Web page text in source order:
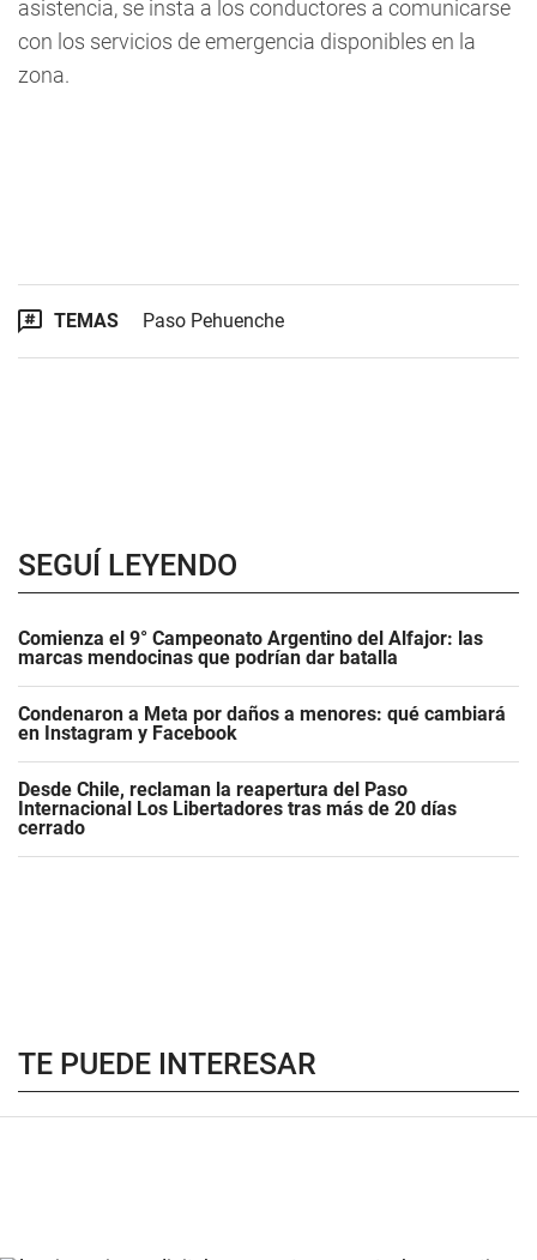
asistencia, se insta a los conductores a comunicarse
con los servicios de emergencia disponibles en la
zona.
TEMAS Paso Pehuenche
SEGUÍ LEYENDO
Comienza el 9° Campeonato Argentino del Alfajor: las
marcas mendocinas que podrían dar batalla
Condenaron a Meta por daños a menores: qué cambiará
en Instagram y Facebook
Desde Chile, reclaman la reapertura del Paso
Internacional Los Libertadores tras más de 20 días
cerrado
TE PUEDE INTERESAR